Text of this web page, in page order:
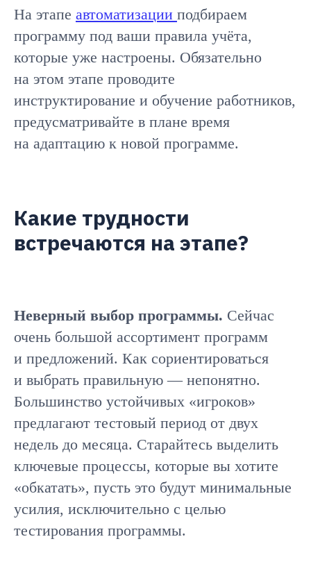
На этапе автоматизации подбираем
программу под ваши правила учёта,
которые уже настроены. Обязательно
на этом этапе проводите
инструктирование и обучение работников,
предусматривайте в плане время
на адаптацию к новой программе.
Какие трудности
встречаются на этапе?
Неверный выбор программы. Сейчас
очень большой ассортимент программ
и предложений. Как сориентироваться
и выбрать правильную — непонятно.
Большинство устойчивых «игроков»
предлагают тестовый период от двух
недель до месяца. Старайтесь выделить
ключевые процессы, которые вы хотите
«обкатать», пусть это будут минимальные
усилия, исключительно с целью
тестирования программы.